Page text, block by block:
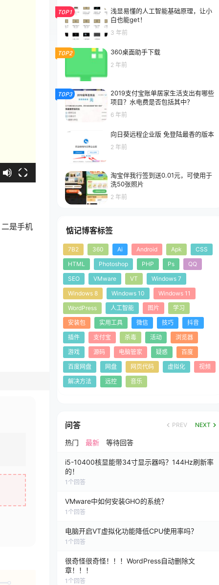
是手机
TOP1
浅显易懂的人工智能基础原理，让小
白也能get！
3 年前
TOP2 360桌面助手下载
2 年前
TOP3
2019支付宝账单居家生活支出有哪些
项目？水电费是否包括其中？
6 年前
向日葵远程企业版 免登陆最香的版本
2 年前
淘宝伴我行签到送0.01元，可使用于
洗50张照片
2 年前
惦记博客标签
7B2 360 Ai Android Apk
CSS
HTML
Photoshop PHP Ps
QQ
SEO
VMware VT
Windows 7
Windows 8
Windows 10
Windows 11
WordPress
人工智能 图片
学习
安装包
实用工具 微信 技巧
抖音
插件
支付宝 杀毒 活动
浏览器
游戏
源码 电脑管家 疑惑
百度
百度网盘
网盘 网页代码 虚拟化
视频
解决方法
远控 音乐
问答 PREV NEXT
热门 最新 等待回答
i5-10400核显能带34寸显示器吗？144Hz刷新率
的！
1 个回答
VMware中如何安装GHO的系统？
1 个回答
电脑开启VT虚拟化功能降低CPU使用率吗？
1 个回答
很奇怪很奇怪！！！WordPress自动删除文
章！！！
1 个回答